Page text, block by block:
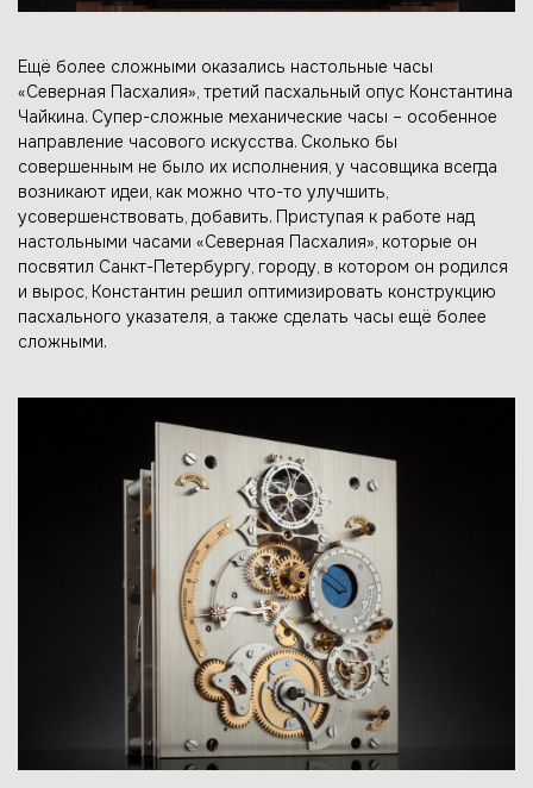
Ещё более сложными оказались настольные часы
«Северная Пасхалия», третий пасхальный опус Константина
Чайкина. Супер-сложные механические часы – особенное
направление часового искусства. Сколько бы
совершенным не было их исполнения, у часовщика всегда
возникают идеи, как можно что-то улучшить,
усовершенствовать, добавить. Приступая к работе над
настольными часами «Северная Пасхалия», которые он
посвятил Санкт-Петербургу, городу, в котором он родился
и вырос, Константин решил оптимизировать конструкцию
пасхального указателя, а также сделать часы ещё более
сложными.